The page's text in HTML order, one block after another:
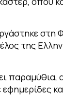
στη
της
παραμύθια,